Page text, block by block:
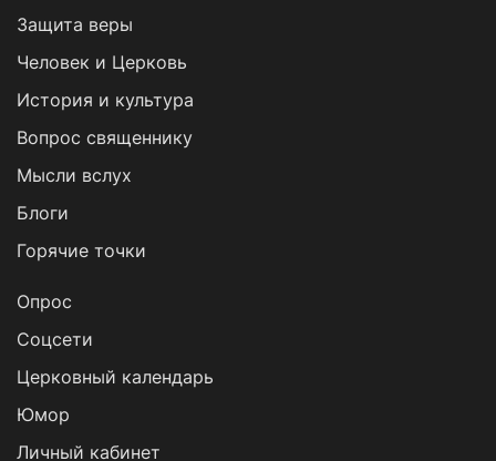
Защита веры
Человек и Церковь
История и культура
Вопрос священнику
Мысли вслух
Блоги
Горячие точки
Опрос
Cоцсети
Церковный календарь
Юмор
Личный кабинет